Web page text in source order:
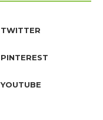
TWITTER
PINTEREST
YOUTUBE